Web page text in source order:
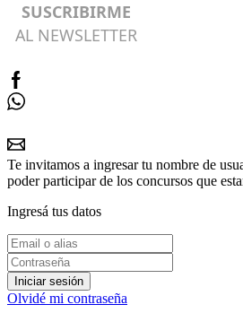
SUSCRIBIRME
AL NEWSLETTER
Te invitamos a ingresar tu nombre de
poder participar de los concursos que
Ingresá tus datos
Iniciar sesión
Olvidé mi contraseña